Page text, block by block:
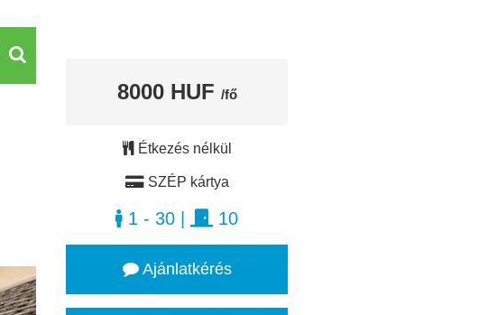
8000 HUF /fő
Étkezés nélkül
SZÉP kártya
1 - 30 10
Ajánlatkérés